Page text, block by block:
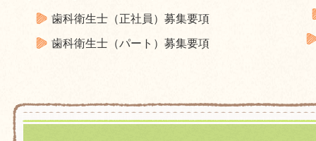
歯科衛生士（正社員）募集要項
歯科衛生士（パート）募集要項